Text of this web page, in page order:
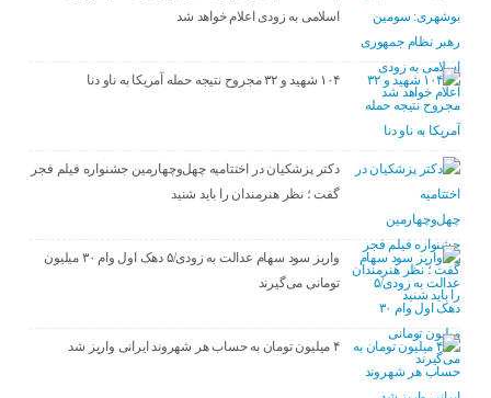
اسلامی به زودی اعلام خواهد شد
۱۰۴ شهید و ۳۲ مجروح نتیجه حمله آمریکا به ناو دنا
دکتر پزشکیان در اختتامیه چهل‌وچهارمین جشنواره فیلم فجر
گفت ؛ نظر هنرمندان را باید شنید
واریز سود سهام عدالت به زودی/۵ دهک اول وام ۳۰ میلیون
تومانی می‌گیرند
۴ میلیون تومان به حساب هر شهروند ایرانی واریز شد